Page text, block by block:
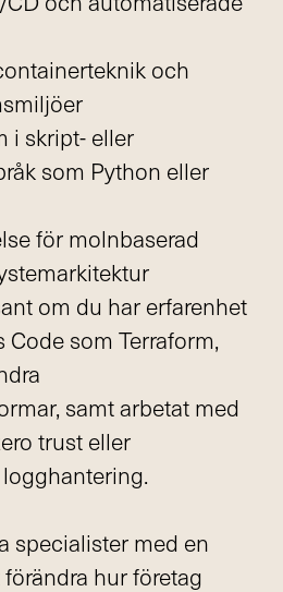
och
i skript- eller
som Python eller
för molnbaserad
om du har erfarenhet
som Terraform,
samt arbetat med
trust eller
specialister med en
hur företag